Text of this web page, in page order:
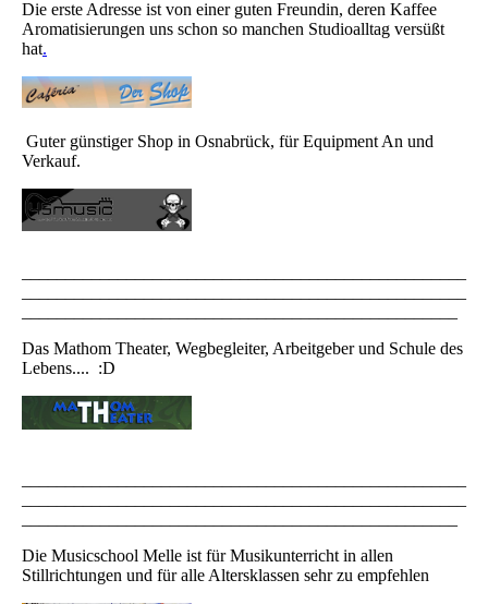
Die erste Adresse ist von einer guten Freundin, deren Kaffee
Aromatisierungen uns schon so manchen Studioalltag versüßt
hat.
Guter günstiger Shop in Osnabrück, für Equipment An und
Verkauf.
Das Mathom Theater, Wegbegleiter, Arbeitgeber und Schule des
Lebens.... :D
Die Musicschool Melle ist für Musikunterricht in allen
Stillrichtungen und für alle Altersklassen sehr zu empfehlen